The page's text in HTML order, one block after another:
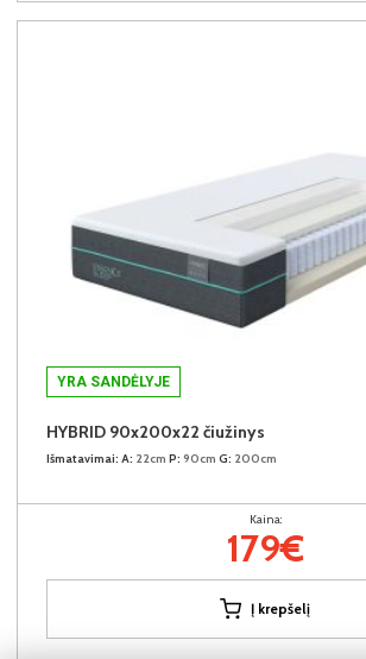
YRA SANDĖLYJE
HYBRID 90x200x22 čiužinys
Išmatavimai: A: 22cm P: 90cm G: 200cm
Kaina:
179€
Į krepšelį